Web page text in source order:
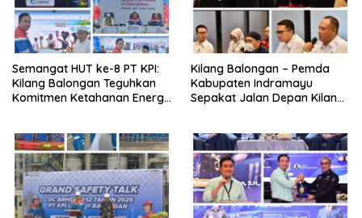
Semangat HUT ke-8 PT KPI:
Kilang Balongan Teguhkan
Komitmen Ketahanan Energi
Yayasan Pendidikan
Kilang Balongan – Pemda
Kabupaten Indramayu
Sepakat Jalan Depan Kilang
Sukaurip-Sukareja